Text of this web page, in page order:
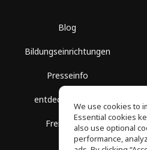
Blog
Bildungseinrichtungen
Presseinfo
entdecke Räume
Freie Kurse
We use cookies to
Essential cookies
also use optional
performance,